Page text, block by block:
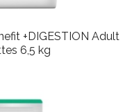
+DIGESTION Adult
6,5 kg